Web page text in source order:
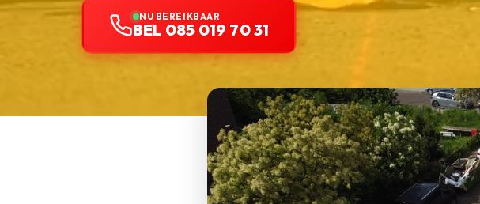
NU BEREIKBAAR
BEL 085 019 70 31